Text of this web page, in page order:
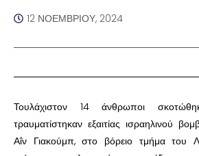
12 ΝΟΕΜΒΡΊΟΥ, 2024
Τουλάχιστον 14 άνθρωποι
τραυματίστηκαν εξαιτίας ισραηλινού
Αΐν Γιακούμπ, στο βόρειο τμήμα του